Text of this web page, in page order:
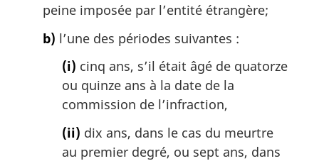
peine imposée par l’entité étrangère;
b) l’une des périodes suivantes :
(i) cinq ans, s’il était âgé de quatorze
ou quinze ans à la date de la
commission de l’infraction,
(ii) dix ans, dans le cas du meurtre
au premier degré, ou sept ans, dans